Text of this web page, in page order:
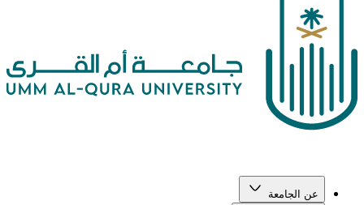
عن الجامعة